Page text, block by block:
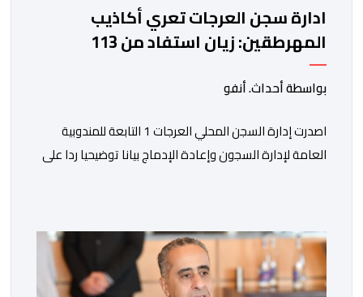
ادارة سجن العرجات تعري أكاذيب
المهرطقين: زيان استفاد من 113
استشارة و50 فحصا طبيا
بواسطة أحداث. أنفو
اصدرت إدارة السجن المحلي العرجات 1 التابعة للمندوبية
العامة لإدارة السجون وإعادة الإدماج بيانا توضيحيا ردا على
ذاتها، وذلك لتنوير الرأي العام بالحقائق والمعطيات
الدقيقة.واوضحت إدارة المؤسسة السجنية أن المعني بالأمر
يستفيد منذ إيداعه من تتبع طبي منتظم ومستمر وفقا […]